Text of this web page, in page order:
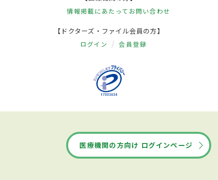
情報掲載にあたって お問い合わせ
【ドクターズ・ファイル会員の方】
ログイン 会員登録
医療機関の方向け ログインページ